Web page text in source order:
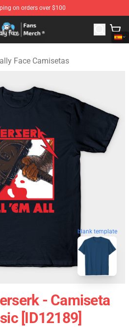
on orders over $100
Sally Face Merchandise Shop
Face Camisetas
blank template
- Camiseta
[ID12189]